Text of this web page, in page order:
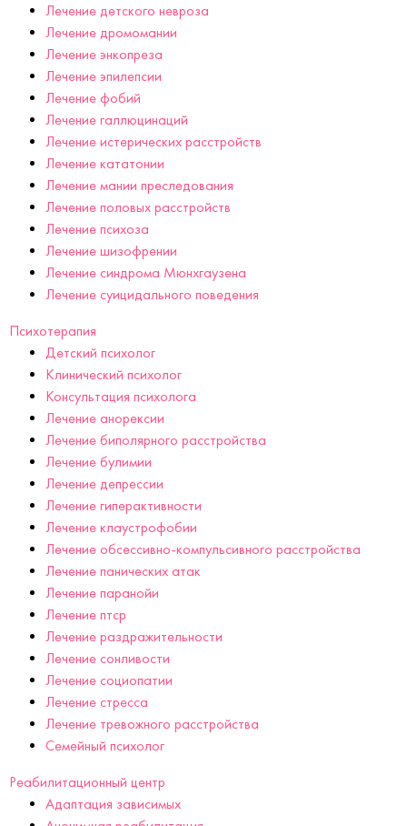
Лечение детского невроза
Лечение дромомании
Лечение энкопреза
Лечение эпилепсии
Лечение фобий
Лечение галлюцинаций
Лечение истерических расстройств
Лечение кататонии
Лечение мании преследования
Лечение половых расстройств
Лечение психоза
Лечение шизофрении
Лечение синдрома Мюнхгаузена
Лечение суицидального поведения
Психотерапия
Детский психолог
Клинический психолог
Консультация психолога
Лечение анорексии
Лечение биполярного расстройства
Лечение булимии
Лечение депрессии
Лечение гиперактивности
Лечение клаустрофобии
Лечение обсессивно-компульсивного расстройства
Лечение панических атак
Лечение паранойи
Лечение птср
Лечение раздражительности
Лечение сонливости
Лечение социопатии
Лечение стресса
Лечение тревожного расстройства
Семейный психолог
Реабилитационный центр
Адаптация зависимых